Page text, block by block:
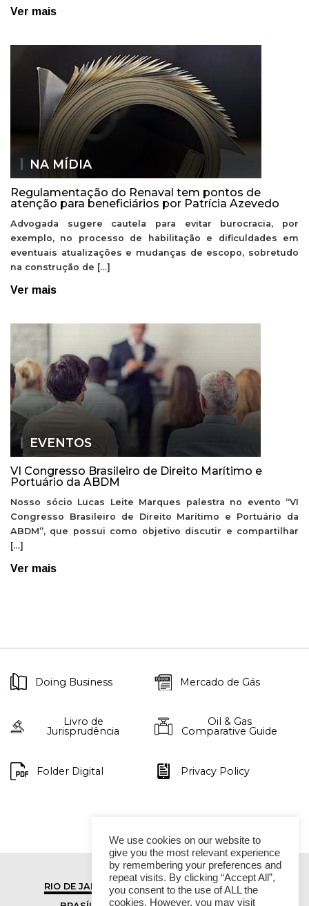
Ver mais
NA MÍDIA
Regulamentação do Renaval tem pontos de
atenção para beneficiários por Patrícia Azevedo
Advogada sugere cautela para evitar burocracia, por
exemplo, no processo de habilitação e dificuldades em
eventuais atualizações e mudanças de escopo, sobretudo
na construção de […]
Ver mais
EVENTOS
VI Congresso Brasileiro de Direito Marítimo e
Portuário da ABDM
Nosso sócio Lucas Leite Marques palestra no evento “VI
Congresso Brasileiro de Direito Marítimo e Portuário da
ABDM”, que possui como objetivo discutir e compartilhar
[…]
Ver mais
Doing Business Mercado de Gás
Livro de
Jurisprudência
Oil & Gas
Comparative Guide
Folder Digital Privacy Policy
RIO DE JANEIRO
SÃO PAULO
We use cookies on our website to
give you the most relevant experience
by remembering your preferences and
repeat visits. By clicking “Accept All”,
you consent to the use of ALL the
cookies. However, you may visit